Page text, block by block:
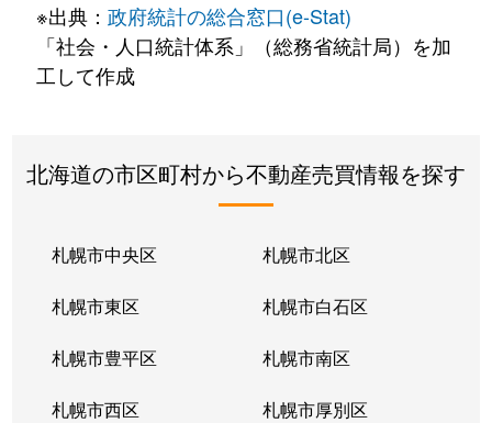
※出典： 政府統計の総合窓口(e-Stat)
「社会・人口統計体系」（総務省統計局）を加
工して作成
北海道の市区町村から不動産売買情報を探す
札幌市中央区 札幌市北区
札幌市東区 札幌市白石区
札幌市豊平区 札幌市南区
札幌市西区 札幌市厚別区